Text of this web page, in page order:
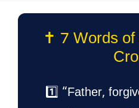
✝️ 7 Words of
1️⃣ “Father,